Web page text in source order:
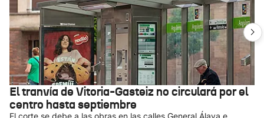
El tranvía de Vitoria-Gasteiz no circulará por el
centro hasta septiembre
El corte se debe a las obras en las calles General Álava e